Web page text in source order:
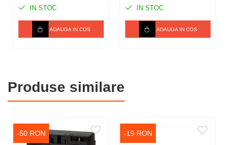
IN STOC
ADAUGA IN COS
IN STOC
ADAUGA IN COS
Produse similare
-50 RON -19 RON